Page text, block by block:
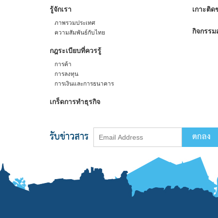
รู้จักเรา
ภาพรวมประเทศ
ความสัมพันธ์กับไทย
กฎระเบียบที่ควรรู้
การค้า
การลงทุน
การเงินและการธนาคาร
เกร็ดการทำธุรกิจ
เกาะติด
กิจกรร
รับข่าวสาร